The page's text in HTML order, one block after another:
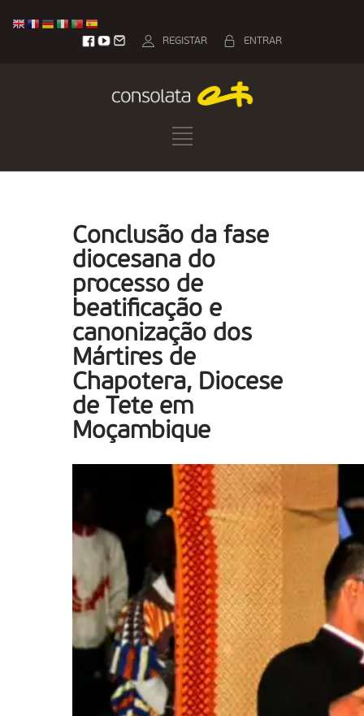
ENTRAR
REGISTAR
Conclusão da fase
diocesana do
processo de
beatificação e
canonização dos
Mártires de
Chapotera, Diocese
de Tete em
Moçambique